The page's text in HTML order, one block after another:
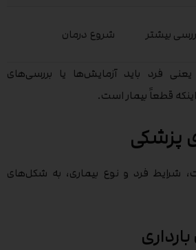
بیشتر شروع درمان
فرد باید آزمایش‌ها یا بررسی‌های
قطعاً بیمار است.
پزشکی
شرایط فرد و نوع بیماری، به شکل‌های